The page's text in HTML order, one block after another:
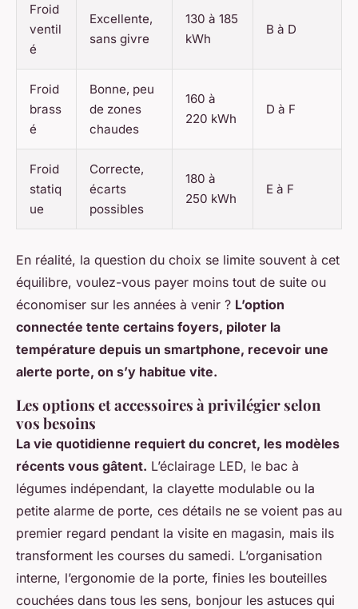
Froid
ventil
é
Excellente,
sans givre
130 à 185
kWh
B à D
Froid
brass
é
Bonne, peu
de zones
chaudes
160 à
220 kWh
D à F
Froid
statiq
ue
Correcte,
écarts
possibles
180 à
250 kWh
E à F
En réalité, la question du choix se limite souvent à cet
équilibre, voulez-vous payer moins tout de suite ou
économiser sur les années à venir ? L’option
connectée tente certains foyers, piloter la
température depuis un smartphone, recevoir une
alerte porte, on s’y habitue vite.
Les options et accessoires à privilégier selon
vos besoins
La vie quotidienne requiert du concret, les modèles
récents vous gâtent. L’éclairage LED, le bac à
légumes indépendant, la clayette modulable ou la
petite alarme de porte, ces détails ne se voient pas au
premier regard pendant la visite en magasin, mais ils
transforment les courses du samedi. L’organisation
interne, l’ergonomie de la porte, finies les bouteilles
couchées dans tous les sens, bonjour les astuces qui